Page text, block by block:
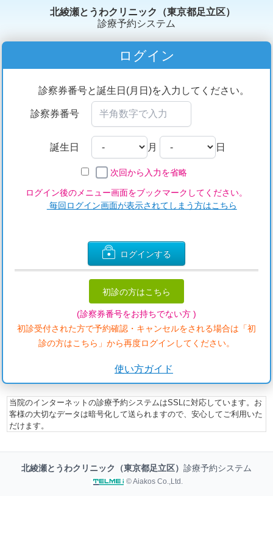
北綾瀬とうわクリニック（東京都足立区）
診療予約システム
ログイン
診察券番号と誕生日(月日)を入力してください。
診察券番号
誕生日 月 日
次回から入力を省略
ログイン後のメニュー画面をブックマークしてください。
毎回ログイン画面が表示されてしまう方はこちら
ログインする
初診の方はこちら
(診察券番号をお持ちでない方 )
初診受付された方で予約確認・キャンセルをされる場合は「初
診の方はこちら」から再度ログインしてください。
使い方ガイド
当院のインターネットの診療予約システムはSSLに対応しています。お
客様の大切なデータは暗号化して送られますので、安心してご利用いた
だけます。
北綾瀬とうわクリニック（東京都足立区） 診療予約システム
© Aiakos Co.,Ltd.